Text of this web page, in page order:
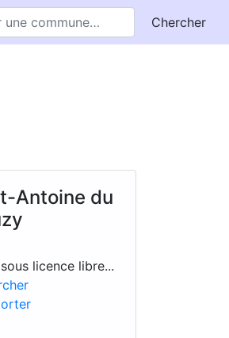
Chercher
Antoine du
licence libre...